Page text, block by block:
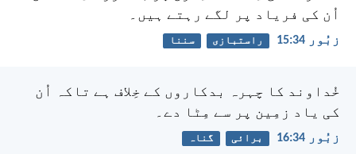
اُن کی فریاد پر لگے رہتے ہیں۔
زبُور 34:‏15 راستبازی سننا
خُداوند کا چہرہ بدکاروں کے خِلاف ہے تاکہ اُن
کی یاد زمِین پر سے مِٹا دے۔
زبُور 34:‏16 برائی گناہ